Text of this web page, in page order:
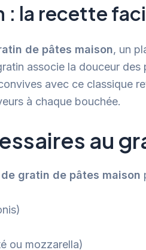
: la recette
de pâtes maison, un
associe la douceur
avec ce classique
à chaque bouchée.
au
gratin de pâtes maison
ou mozzarella)